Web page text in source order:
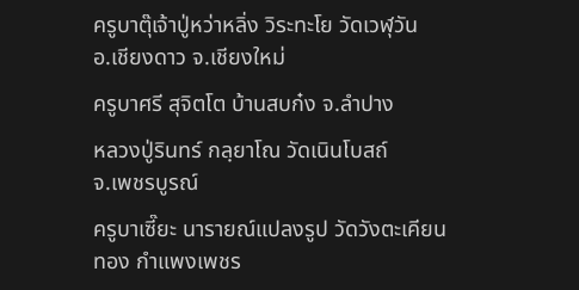
ครูบาตุ๊เจ้าปู่หว่าหลิ่ง วิระทะโย วัดเวฬุวัน
อ.เชียงดาว จ.เชียงใหม่
ครูบาศรี สุจิตโต บ้านสบก๋ง จ.ลำปาง
หลวงปู่รินทร์ กลฺยาโณ วัดเนินโบสถ์
จ.เพชรบูรณ์
ครูบาเซี๊ยะ นารายณ์แปลงรูป วัดวังตะเคียน
ทอง กำแพงเพชร